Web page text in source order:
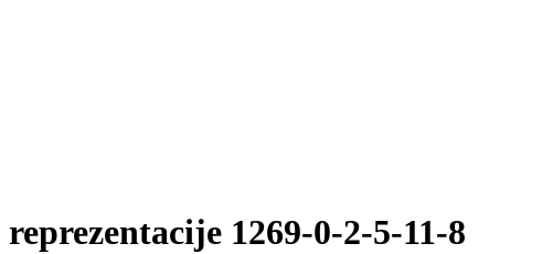
1269-0-2-5-11-8